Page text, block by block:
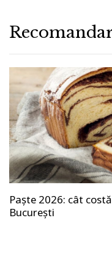
Paște 2026: cât
București